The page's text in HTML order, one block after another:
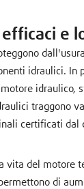
e
idraulici. In
idraulico,
traggono
certificati dal
vita del motore
di